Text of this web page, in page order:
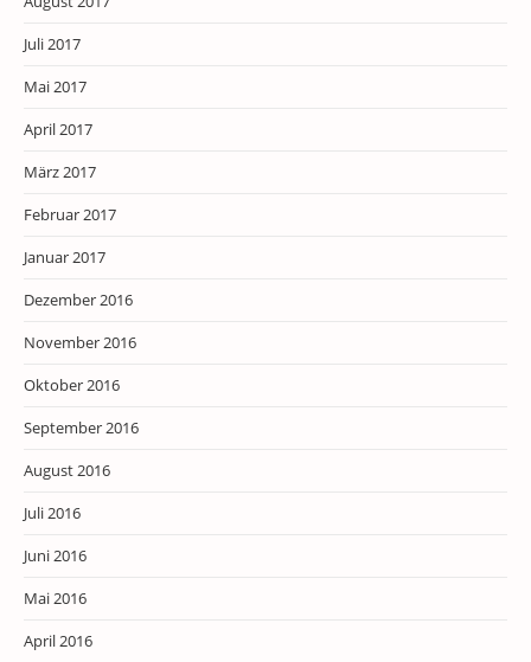
Juli 2017
Mai 2017
April 2017
März 2017
Februar 2017
Januar 2017
Dezember 2016
November 2016
Oktober 2016
September 2016
August 2016
Juli 2016
Juni 2016
Mai 2016
April 2016